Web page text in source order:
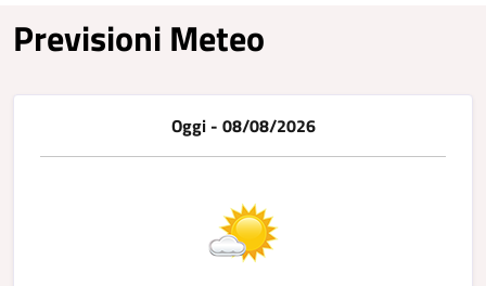
Previsioni Meteo
Oggi - 08/08/2026